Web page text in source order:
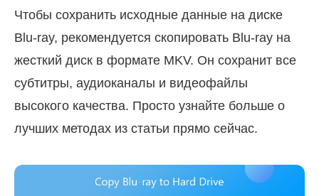
Чтобы сохранить исходные данные на диске
Blu-ray, рекомендуется скопировать Blu-ray на
жесткий диск в формате MKV. Он сохранит все
субтитры, аудиоканалы и видеофайлы
высокого качества. Просто узнайте больше о
лучших методах из статьи прямо сейчас.